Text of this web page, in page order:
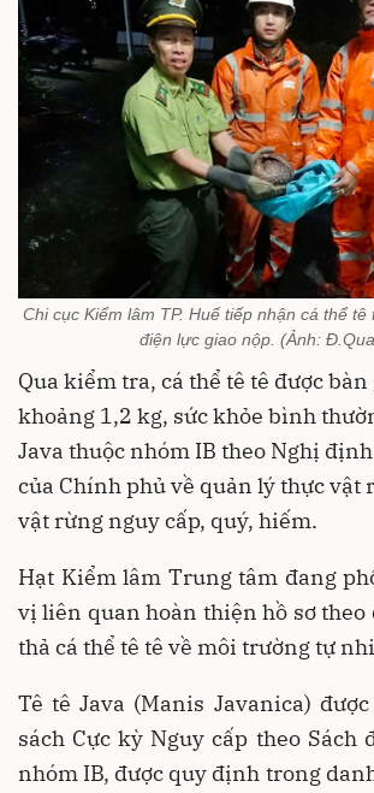
Chi cục Kiểm lâm TP. Huế tiếp nhận cá thể tê
điện lực giao nộp. (Ảnh:
Qua kiểm tra, cá thể tê tê được
khoảng 1,2 kg, sức khỏe bình
Java thuộc nhóm IB theo Nghị
của Chính phủ về quản lý thực vật
vật rừng nguy cấp, quý, hiếm.
Hạt Kiểm lâm Trung tâm đang
vị liên quan hoàn thiện hồ sơ theo
thả cá thể tê tê về môi trường tự
Tê tê Java (Manis Javanica)
sách Cực kỳ Nguy cấp theo Sách
nhóm IB, được quy định trong